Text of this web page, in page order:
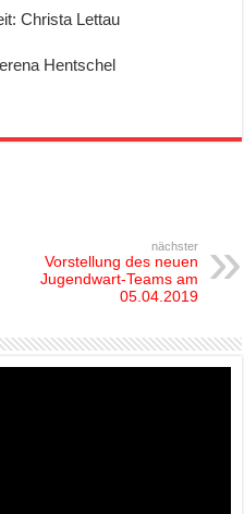
Christa Lettau
Hentschel
nächster
Vorstellung des neuen
Jugendwart-Teams am
05.04.2019